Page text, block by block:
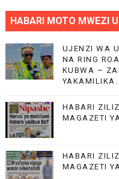
HABARI MOTO MWEZI
UJENZI WA
NA RING
KUBWA –
YAKAMILIKA.
HABARI
MAGAZETI
HABARI
MAGAZETI